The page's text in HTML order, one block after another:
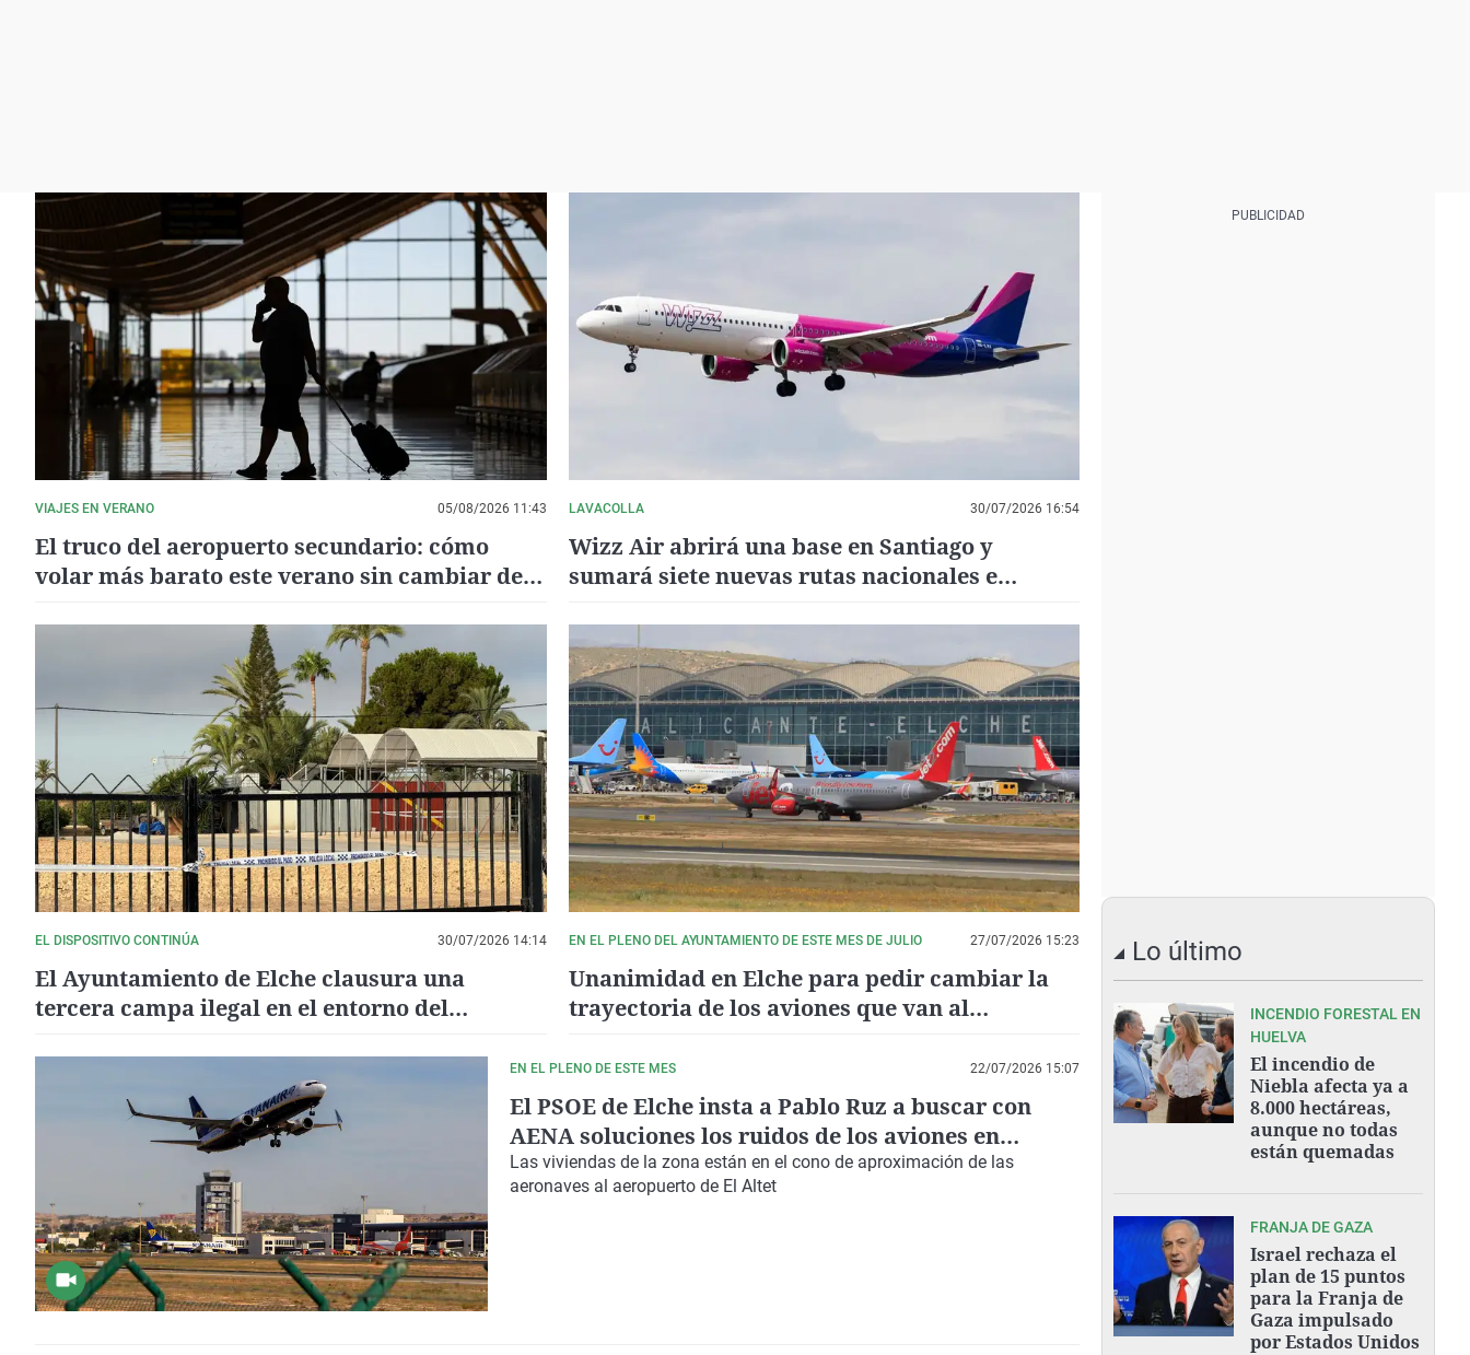
VIAJES EN VERANO 05/08/2026 11:43
El truco del aeropuerto secundario: cómo
volar más barato este verano sin cambiar de
LAVACOLLA 30/07/2026 16:54
Wizz Air abrirá una base en Santiago y
sumará siete nuevas rutas nacionales e
EL DISPOSITIVO CONTINÚA 30/07/2026 14:14
El Ayuntamiento de Elche clausura una
tercera campa ilegal en el entorno del
EN EL PLENO DEL AYUNTAMIENTO DE ESTE MES DE JULIO 27/07/2026 15:23
Unanimidad en Elche para pedir cambiar la
trayectoria de los aviones que van al
Bonavista y Montesol
EN EL PLENO DE ESTE MES 22/07/2026 15:07
El PSOE de Elche insta a Pablo Ruz a buscar con
AENA soluciones los ruidos de los aviones en
Bonavista
Las viviendas de la zona están en el cono de aproximación de las
aeronaves al aeropuerto de El Altet
Lo último
INCENDIO FORESTAL EN
HUELVA
El incendio de
Niebla afecta ya a
8.000 hectáreas,
aunque no todas
están quemadas
FRANJA DE GAZA
Israel rechaza el
plan de 15 puntos
para la Franja de
Gaza impulsado
por Estados Unidos